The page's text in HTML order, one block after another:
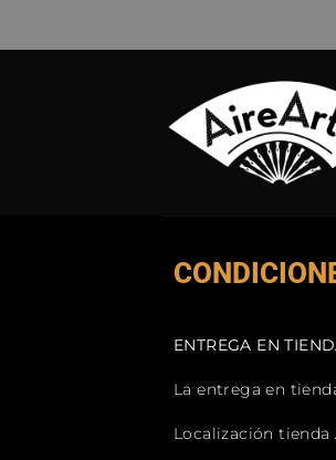
ENTREGA EN
La entrega en
Localización tienda